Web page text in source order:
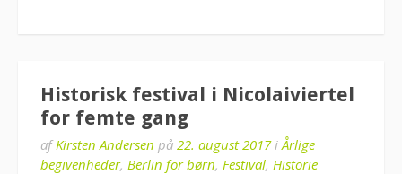
Historisk festival i Nicolaiviertel
for femte gang
afKirsten Andersen på 22. august 2017i Årlige
begivenheder, Berlin for børn, Festival, Historie